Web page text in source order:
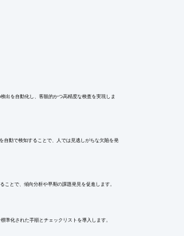
出を自動化し、客観的かつ高精度な検査を実現しま
自動で検知することで、人では見逃しがちな欠陥を発
ことで、傾向分析や早期の課題発見を促進します。
準化された手順とチェックリストを導入します。